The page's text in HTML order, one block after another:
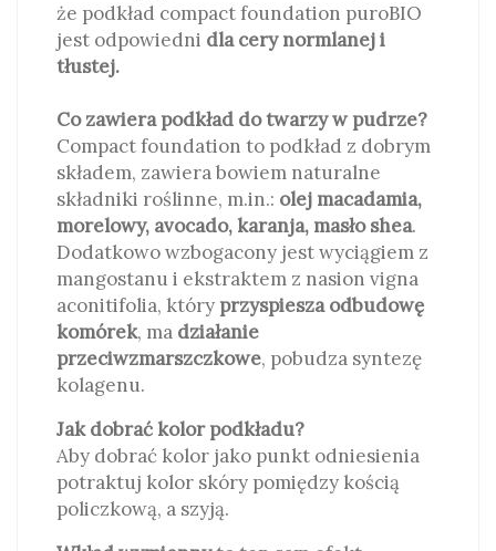
że podkład compact foundation puroBIO
jest odpowiedni dlacery normlanej i
tłustej.
Co zawiera podkład do twarzy w pudrze?
Compact foundation to podkład z dobrym
składem, zawiera bowiem naturalne
składniki roślinne, m.in.: olej macadamia,
morelowy, avocado, karanja, masło shea.
Dodatkowo wzbogacony jest wyciągiem z
mangostanu i ekstraktem z nasion vigna
aconitifolia, który przyspiesza odbudowę
komórek, ma działanie
przeciwzmarszczkowe, pobudza syntezę
kolagenu.
Jak dobrać kolor podkładu?
Aby dobrać kolor jako punkt odniesienia
potraktuj kolor skóry pomiędzy kością
policzkową, a szyją.